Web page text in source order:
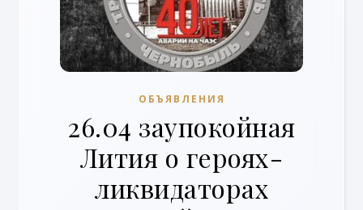
ОБЪЯВЛЕНИЯ
26.04 заупокойная
Лития о героях-
ликвидаторах